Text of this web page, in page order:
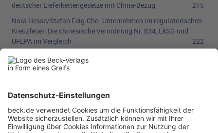
deutscher Lieferkettengesetze mit China-Bezug
215
Nora Hesse/Stefan Feig-Cho: Unternehmen im regulatorischen
Kreuzfeuer: Die chinesische Verordnung Nr. 834, LkSG und
UFLPA im Vergleich
222
Rechtsprechung
Klimaschutz
StGH Bremen23.10.2025
Freien Hansestadt Bremen für das Haushaltsjahr 2024 vom 19.
Aktuell
Aktuelles